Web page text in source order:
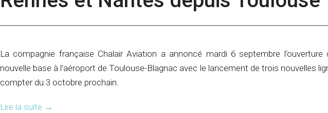
La compagnie française Chalair Aviation a annoncé mardi 6 septembre l’ouverture
nouvelle base à l’aéroport de Toulouse-Blagnac avec le lancement de trois nouvelles
compter du 3 octobre prochain.
Lire la suite →